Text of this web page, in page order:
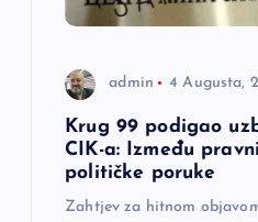
admin 4 Augusta,
Krug 99 podigao
CIK-a: Između
političke poruke
Zahtjev za hitnom